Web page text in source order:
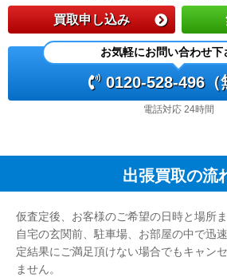
買取申し込み
お気軽にお問い合わせ下
0120-528-496（
電話対応 24時間
出張買取の流
仮査定後、お客様のご希望の日時と場所
自宅の玄関前、駐車場、お部屋の中で迅
定結果にご満足頂けない場合でもキャン
ません。